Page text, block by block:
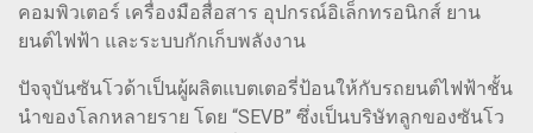
คอมพิวเตอร์ เครื่องมือสื่อสาร อุปกรณ์อิเล็กทรอนิกส์ ยาน
ยนต์ไฟฟ้า และระบบกักเก็บพลังงาน
ปัจจุบันซันโวด้าเป็นผู้ผลิตแบตเตอรี่ป้อนให้กับรถยนต์ไฟฟ้าชั้น
นำของโลกหลายราย โดย “SEVB” ซึ่งเป็นบริษัทลูกของซันโว